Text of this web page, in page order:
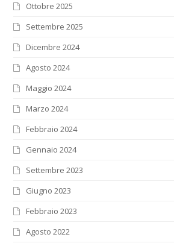
Ottobre 2025
Settembre 2025
Dicembre 2024
Agosto 2024
Maggio 2024
Marzo 2024
Febbraio 2024
Gennaio 2024
Settembre 2023
Giugno 2023
Febbraio 2023
Agosto 2022